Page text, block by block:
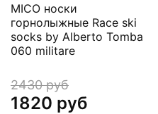
MICO носки
горнолыжные Race ski
socks by Alberto Tomba
060 militare
2430 руб
1820 руб